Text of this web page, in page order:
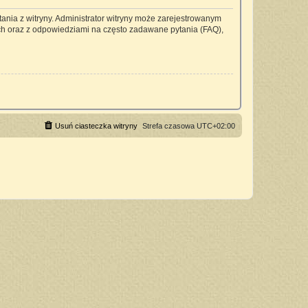
z witryny. Administrator witryny może zarejestrowanym
z odpowiedziami na często zadawane pytania (FAQ),
Strefa czasowa UTC+02:00
Usuń ciasteczka witryny